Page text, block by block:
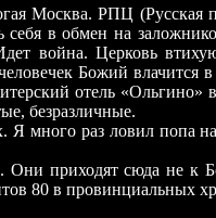
Москва. РПЦ (Русская
себя в обмен на
война. Церковь
Божий
отель «Ольгино»
безразличные.
Я много раз ловил попа
Они приходят сюда не к
80 в провинциальных